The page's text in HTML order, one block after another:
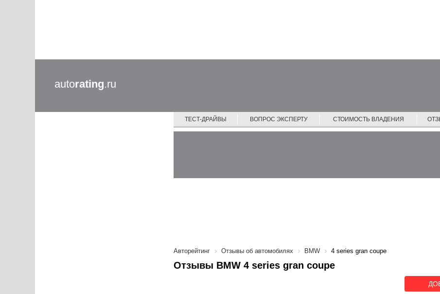
autorating.ru
ТЕСТ-ДРАЙВЫ ВОПРОС ЭКСПЕРТУ СТОИМОСТЬ ВЛАДЕНИЯ
Авторейтинг Отзывы об автомобилях BMW 4 series gran coupe
Отзывы BMW 4 series gran coupe